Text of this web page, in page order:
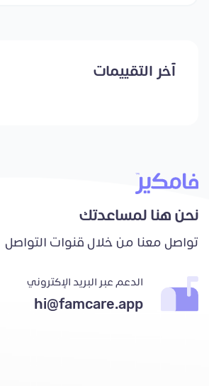
آخر التقييمات
نحن هنا لمساعدتك
تواصل معنا من خلال قنوات التواصل
الدعم عبر البريد الإكتروني
hi@famcare.app